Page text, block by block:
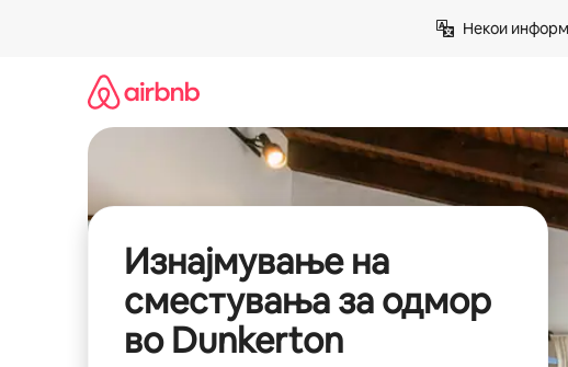
Некои
Изнајмување на
сместувања за одмор
во Dunkerton